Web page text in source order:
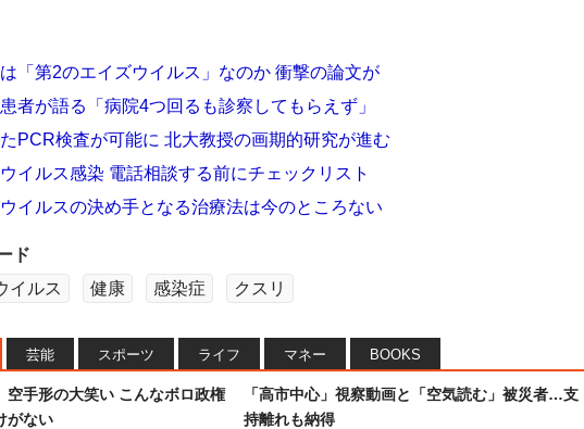
「第2のエイズウイルス」なのか 衝撃の論文が
者が語る「病院4つ回るも診察してもらえず」
PCR検査が可能に 北大教授の画期的研究が進む
イルス感染 電話相談する前にチェックリスト
イルスの決め手となる治療法は今のところない
ド
イルス
健康 感染症 クスリ
芸能 スポーツ ライフ マネー BOOKS
空手形の大笑い こんなボロ政権
がない
「高市中心」視察動画と「空気読む」被災者…支
持離れも納得